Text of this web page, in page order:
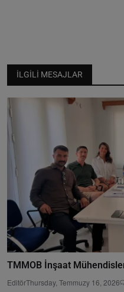
İLGILI MESAJLAR
TMMOB İnşaat
EditörThursday, Temmuzy 16, 2026